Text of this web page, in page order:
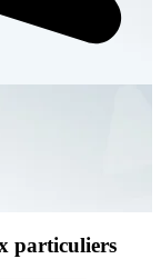
particuliers